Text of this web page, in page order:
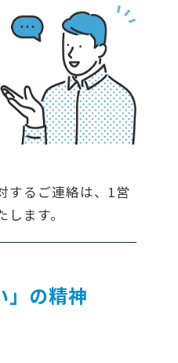
するご連絡は、1営
ます。
」の精神